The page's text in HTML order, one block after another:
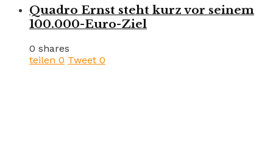
Quadro Ernst steht kurz vor seinem
100.000-Euro-Ziel
0 shares
teilen 0 Tweet 0